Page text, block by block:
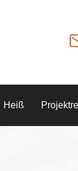
Heiß